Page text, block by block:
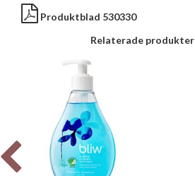
Produktblad 530330
Relaterade produkter